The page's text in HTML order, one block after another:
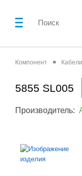
Поиск
Компонент
5855 SL005
Производитель: